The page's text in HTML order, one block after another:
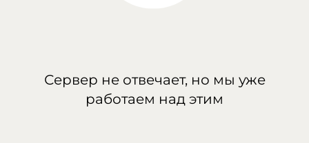
Сервер не отвечает, но мы уже
работаем над этим